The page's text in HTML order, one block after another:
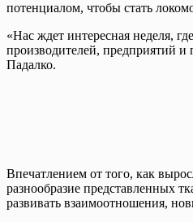
потенциалом, чтобы стать
«Нас ждет интересная неделя,
производителей, предприятий
Падалко.
Впечатлением от того, как
разнообразие представленных
развивать взаимоотношения,